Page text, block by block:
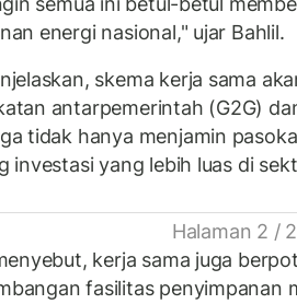
energi nasional," ujar Bahlil.
skema kerja sama
antarpemerintah (G2G)
tidak hanya menjamin
investasi yang lebih luas di
Halaman 2 / 2
kerja sama juga
fasilitas penyimpanan